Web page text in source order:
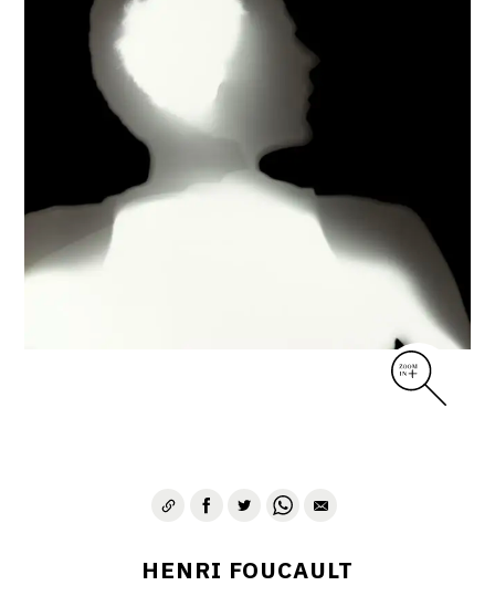
01_SCULPTURE
02_PHOTOGRAPHIQUE
04_DESSINS
05_MONOTYPE
06_ARCHIVES
CONTACT
HENRI FOUCAULT